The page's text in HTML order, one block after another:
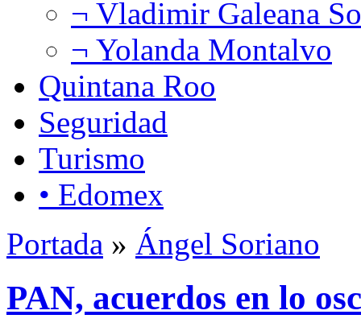
¬ Vladimir Galeana
¬ Yolanda Montalvo
Quintana Roo
Seguridad
Turismo
• Edomex
Portada » Ángel Soriano
PAN, acuerdos en lo